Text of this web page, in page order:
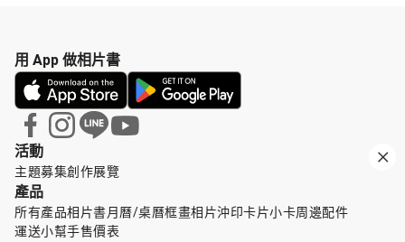
活動
主題募集創作展覽
產品
所有產品相片書月曆/桌曆框畫相片沖印卡片小卡周邊配件
運送小幫手售價表
用 App 做相片書